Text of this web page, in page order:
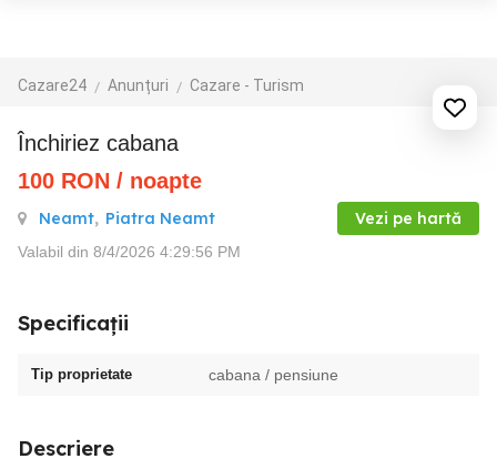
Cazare24 Anunțuri Cazare - Turism
Închiriez cabana
100 RON / noapte
Neamt, Piatra Neamt Vezi pe hartă
Valabil din 8/4/2026 4:29:56 PM
Specificații
Tip proprietate cabana / pensiune
Descriere